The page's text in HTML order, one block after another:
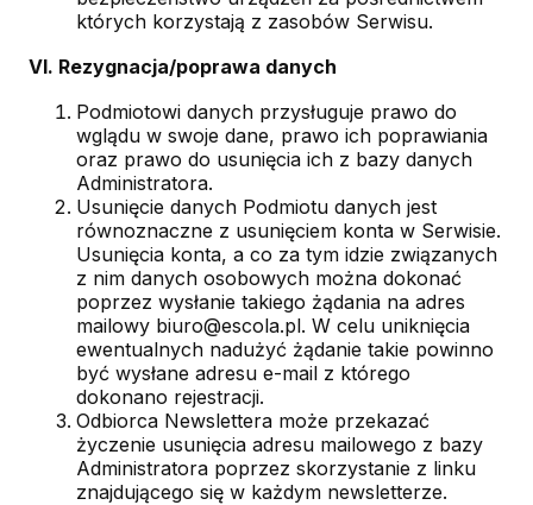
których korzystają z zasobów Serwisu.
VI. Rezygnacja/poprawa danych
Podmiotowi danych przysługuje prawo do
wglądu w swoje dane, prawo ich poprawiania
oraz prawo do usunięcia ich z bazy danych
Administratora.
Usunięcie danych Podmiotu danych jest
równoznaczne z usunięciem konta w Serwisie.
Usunięcia konta, a co za tym idzie związanych
z nim danych osobowych można dokonać
poprzez wysłanie takiego żądania na adres
mailowy biuro@escola.pl. W celu uniknięcia
ewentualnych nadużyć żądanie takie powinno
być wysłane adresu e-mail z którego
dokonano rejestracji.
Odbiorca Newslettera może przekazać
życzenie usunięcia adresu mailowego z bazy
Administratora poprzez skorzystanie z linku
znajdującego się w każdym newsletterze.